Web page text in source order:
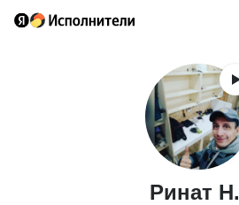
Ринат Н.